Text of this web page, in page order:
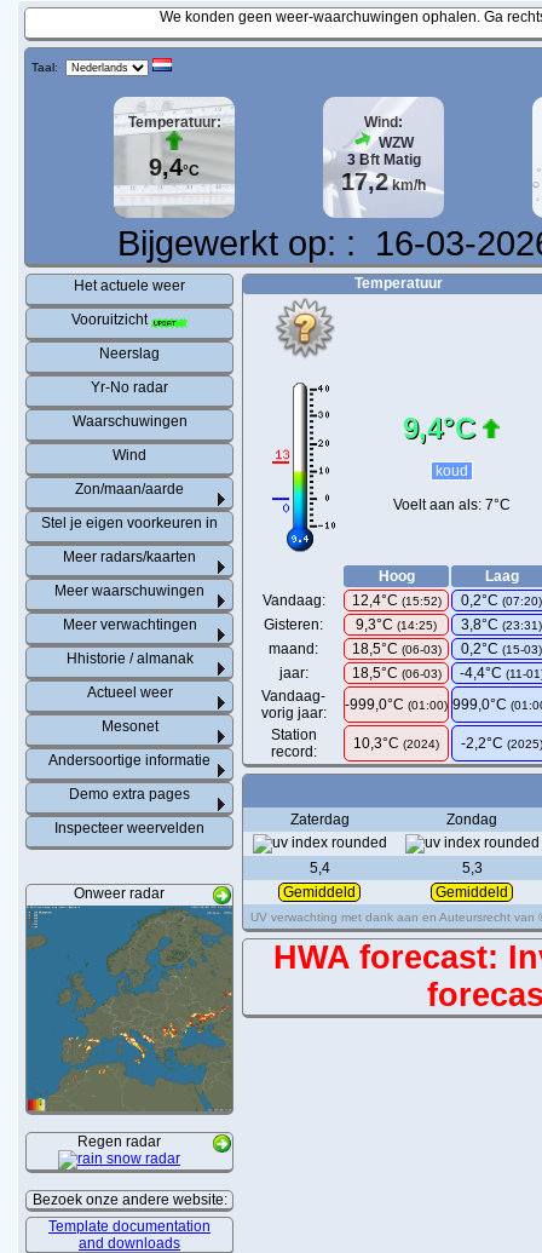
We konden geen weer-waarchuwingen ophalen. Ga
Taal:
Temperatuur:
9,4°C
Wind:
WZW
3Bft Matig
17,2km/h
Bijgewerkt op: : 16-03-
Het actuele weer
Vooruitzicht
Neerslag
Yr-No radar
Waarschuwingen
Wind
Zon/maan/aarde
Stel je eigen voorkeuren in
Meer radars/kaarten
Meer waarschuwingen
Meer verwachtingen
Hhistorie / almanak
Actueel weer
Mesonet
Andersoortige informatie
Demo extra pages
Inspecteer weervelden
Onweer radar
Regen radar
Bezoek onze andere website:
Template documentation
and downloads
Temperatuur
9,4°C
koud
Voelt aan als: 7°C
Hoog
Laag
Vandaag:
12,4°C (15:52) 0,2°C (07:20)
Gisteren: 9,3°C(14:25) 3,8°C(23:31)
maand: 18,5°C (06-03) 0,2°C(15-03)
jaar: 18,5°C (06-03) -4,4°C (11-
Vandaag-
vorig jaar:
-999,0°C(01:00) 999,0°C
Station
record:
10,3°C(2024) -2,2°C (2025)
Zaterdag Zondag
5,4
5,3
Gemiddeld
Gemiddeld
UV verwachting met dank aan en Auteursrecht van
HWA forecast: